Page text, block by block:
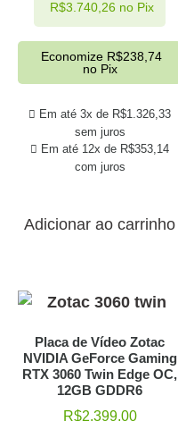
Em até 3x de R$1.326,33
sem juros
Em até 12x de R$353,14
com juros
R$3.740,26 no Pix
Economize R$238,74
no Pix
Adicionar ao carrinho
Placa de Vídeo Zotac
NVIDIA GeForce Gaming
RTX 3060 Twin Edge OC,
12GB GDDR6
R$2.399,00